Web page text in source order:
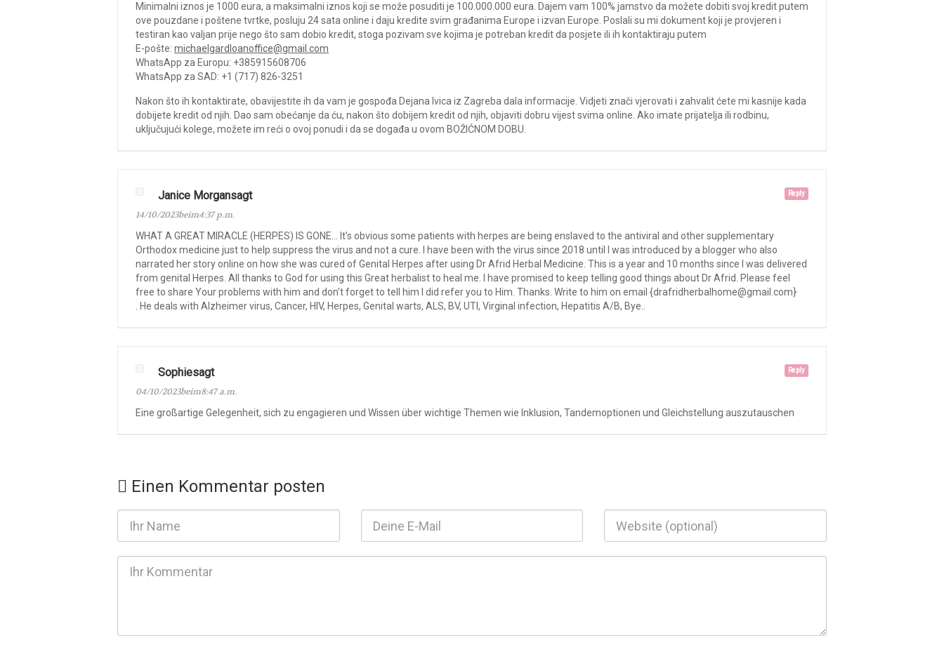
Minimalni iznos je 1000 eura, a maksimalni iznos koji se može posuditi je 100.000.000 eura. Dajem vam 100% jamstvo da možete dobiti svoj kredit putem
ove pouzdane i poštene tvrtke, posluju 24 sata online i daju kredite svim građanima Europe i izvan Europe. Poslali su mi dokument koji je provjeren i
testiran kao valjan prije nego što sam dobio kredit, stoga pozivam sve kojima je potreban kredit da posjete ili ih kontaktiraju putem
E-pošte: michaelgardloanoffice@gmail.com
WhatsApp za Europu: +385915608706
WhatsApp za SAD: +1 (717) 826-3251
Nakon što ih kontaktirate, obavijestite ih da vam je gospođa Dejana Ivica iz Zagreba dala informacije. Vidjeti znači vjerovati i zahvalit ćete mi kasnije kada
dobijete kredit od njih. Dao sam obećanje da ću, nakon što dobijem kredit od njih, objaviti dobru vijest svima online. Ako imate prijatelja ili rodbinu,
uključujući kolege, možete im reći o ovoj ponudi i da se događa u ovom BOŽIĆNOM DOBU.
Reply
Janice Morgansagt
14/10/2023beim4:37 p.m.
WHAT A GREAT MIRACLE (HERPES) IS GONE… It’s obvious some patients with herpes are being enslaved to the antiviral and other supplementary
Orthodox medicine just to help suppress the virus and not a cure. I have been with the virus since 2018 until I was introduced by a blogger who also
narrated her story online on how she was cured of Genital Herpes after using Dr Afrid Herbal Medicine. This is a year and 10 months since I was delivered
from genital Herpes. All thanks to God for using this Great herbalist to heal me. I have promised to keep telling good things about Dr Afrid. Please feel
free to share Your problems with him and don’t forget to tell him I did refer you to Him. Thanks. Write to him on email {drafridherbalhome@gmail.com}
. He deals with Alzheimer virus, Cancer, HIV, Herpes, Genital warts, ALS, BV, UTI, Virginal infection, Hepatitis A/B, Bye..
Reply
Sophiesagt
04/10/2023beim8:47 a.m.
Eine großartige Gelegenheit, sich zu engagieren und Wissen über wichtige Themen wie Inklusion, Tandemoptionen und Gleichstellung auszutauschen
Einen Kommentar posten